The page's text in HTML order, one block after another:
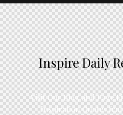
Inspire Daily
Visit Our Blog and Page
Inspiration Quotes